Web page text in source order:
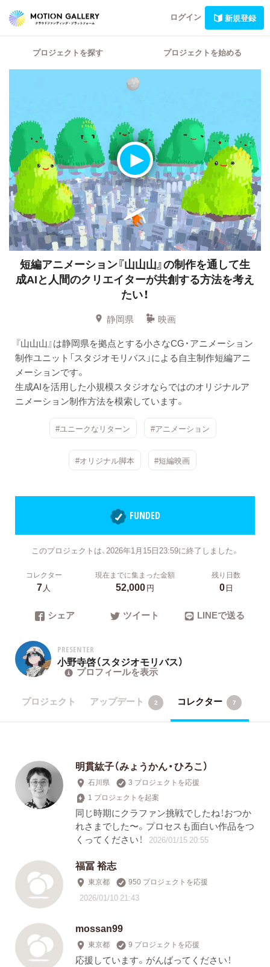
ログイン 新規登録
プロジェクトを探す プロジェクトを始める
短編アニメーション『山山山』の制作を通して生
成AIと人間のクリエイターが共創する方法を考え
たい！
静岡県
映画
『山山山』は静岡県を拠点とする小さなCG・アニメーション
制作ユニット「スタジオモリバス」による自主制作短編アニ
メーションです。
生成AIを活用した小規模スタジオならではのオリジナルア
ニメーション制作方法を模索しています。
#ユニークなリターン #アニメーション
#オリジナル脚本 #短編映画
FUNDED
このプロジェクトは、2026年1月15日23:59に終了しました。
コレクター
7人
現在までに集まった金額
52,000円
残り日数
0日
シェア ツイート LINEで送る
PRESENTER
小野寺啓（スタジオモリバス）
プロフィールを表示
プロジェクト アップデート 2 コレクター 7
明貫紘子（みょうかん・ひろこ）
石川県
3 プロジェクトを応援
1 プロジェクトを起案
同じ時期にクラファン挑戦でしたね！おつか
れさまでした〜。プロセスも面白い作品をつ
くってください！
2026/01/15 20:55
福冨 裕志
東京都 950 プロジェクトを応援
2026/01/10 21:43
mossan99
東京都 9 プロジェクトを応援
応援しています。がんばってください！